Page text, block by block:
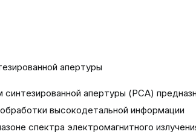
апертуры
апертуры (РСА)
высокодетальной информации
спектра электромагнитного